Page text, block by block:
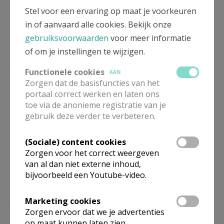
Docenten en begeleiders
Gabriëlle Christenhuz (Zorg-Saam, Zusters
Kindsheid Jesu)
Marc Peersman (CCV Gent)
Kindsheid Jesu)
Paul Vanden Berghe (Bisdom Gent)
Kostprijs
Stel voor een ervaring op maat je voorkeuren
in of aanvaard alle cookies. Bekijk onze
gebruiksvoorwaarden voor meer informatie
of om je instellingen te wijzigen.
Functionele cookies
AAN
Zorgen dat de basisfuncties van het
portaal correct werken en laten ons
toe via de anonieme registratie van je
gebruik deze verder te verbeteren.
(Sociale) content cookies
Zorgen voor het correct weergeven
van al dan niet externe inhoud,
bijvoorbeeld een Youtube-video.
Marketing cookies
Zorgen ervoor dat we je advertenties